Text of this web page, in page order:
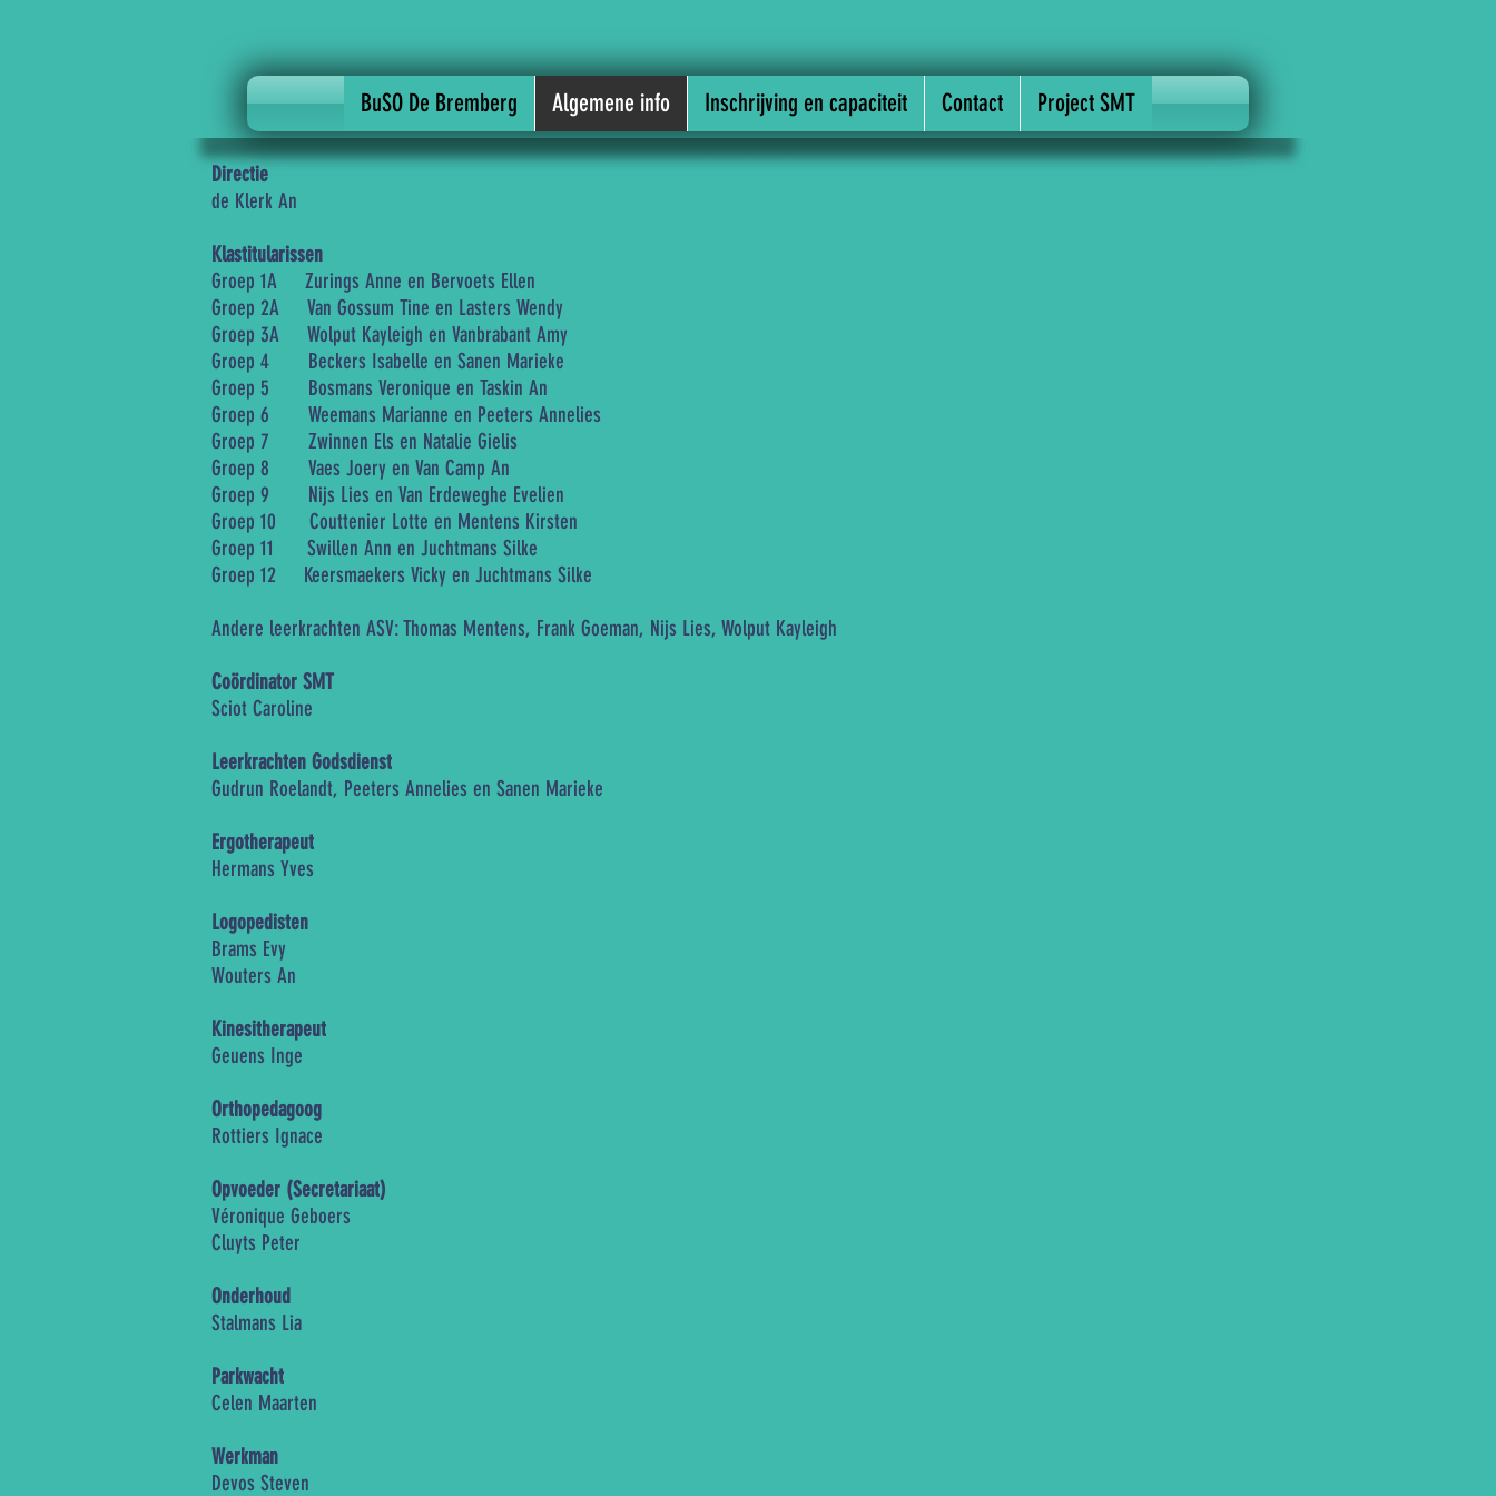
BuSO De Bremberg Algemene info Inschrijving en capaciteit Contact Project SMT
Directie
de Klerk An
Klastitularissen
Groep 1A Zurings Anne en Bervoets Ellen
Groep 2A Van Gossum Tine en Lasters Wendy
Groep 3A Wolput Kayleigh en Vanbrabant Amy
Groep 4 Beckers Isabelle en Sanen Marieke
Groep 5 Bosmans Veronique en Taskin An
Groep 6 Weemans Marianne en Peeters Annelies
Groep 7 Zwinnen Els en Natalie Gielis
Groep 8 Vaes Joery en Van Camp An
Groep 9 Nijs Lies en Van Erdeweghe Evelien
Groep 10 Couttenier Lotte en Mentens Kirsten
Groep 11 Swillen Ann en Juchtmans Silke
Groep 12 Keersmaekers Vicky en Juchtmans Silke
Andere leerkrachten ASV: Thomas Mentens, Frank Goeman, Nijs Lies, Wolput Kayleigh
Coördinator SMT
Sciot Caroline
Leerkrachten Godsdienst
Gudrun Roelandt, Peeters Annelies en Sanen Marieke
Ergotherapeut
Hermans Yves
Logopedisten
Brams Evy
Wouters An
Kinesitherapeut
Geuens Inge
Orthopedagoog
Rottiers Ignace
Opvoeder (Secretariaat)
Véronique Geboers
Cluyts Peter
Onderhoud
Stalmans Lia
Parkwacht
Celen Maarten
Werkman
Devos Steven